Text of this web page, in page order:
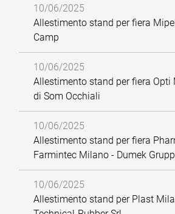
10/06/2025
Allestimento stand per fiera
Camp
10/06/2025
Allestimento stand per fiera Opti
di Som Occhiali
10/06/2025
Allestimento stand per fiera
Farmintec Milano - Dumek
10/06/2025
Allestimento stand per Plast